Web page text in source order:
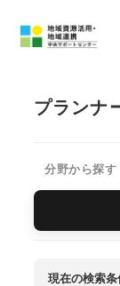
プランナ
分野から探す
現在の検索条